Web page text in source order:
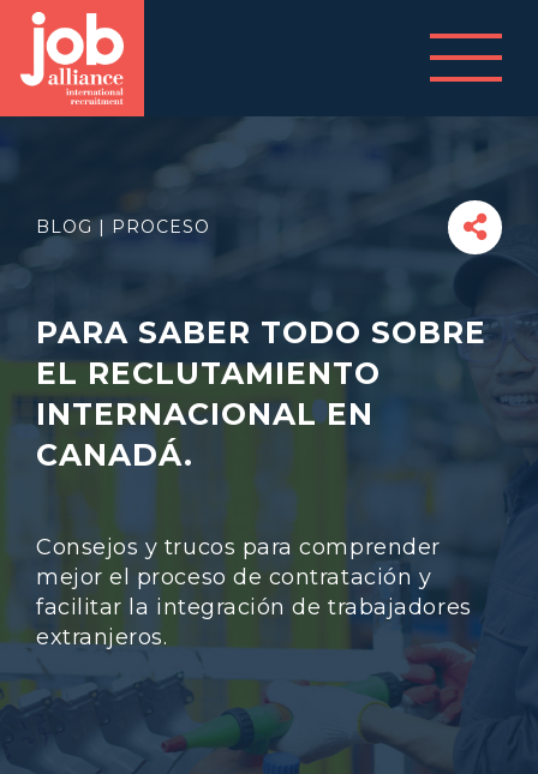
BLOG | PROCESO
PARA SABER TODO SOBRE
EL RECLUTAMIENTO
INTERNACIONAL EN
CANADÁ.
Consejos y trucos para comprender
mejor el proceso de contratación y
facilitar la integración de trabajadores
extranjeros.